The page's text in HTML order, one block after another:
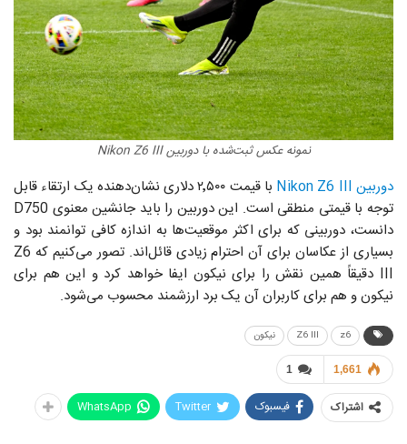
نمونه عکس ثبت‌شده با دوربین Nikon Z6 III
دوربین Nikon Z6 III
با قیمت ۲٬۵۰۰ دلاری نشان‌دهنده یک ارتقاء قابل
توجه با قیمتی منطقی است. این دوربین را باید جانشین معنوی D750
دانست، دوربینی که برای اکثر موقعیت‌ها به اندازه کافی توانمند بود و
بسیاری از عکاسان برای آن احترام زیادی قائل‌اند. تصور می‌کنیم که Z6
III دقیقاً همین نقش را برای نیکون ایفا خواهد کرد و این هم برای
نیکون و هم برای کاربران آن یک برد ارزشمند محسوب می‌شود.
z6
Z6 III نیکون
1 1,661
اشتراک فیسبوک Twitter
WhatsApp